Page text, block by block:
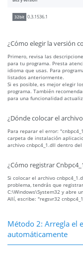
32bit 0.3.1536.1
¿Cómo elegir la versión
Primero, revisa las
para tu programa. Presta
idioma que usas. Para
listados anteriormente.
Si es posible, es mejor elegir
programa. También
para una funcionalidad
¿Dónde colocar el
Para reparar el error:
carpeta de instalación
archivo cnbpc4_1.dll dentro
¿Cómo registrar
Si colocar el archivo
problema, tendrás que
C:\Windows\System32 y abre
Allí, escribe: "regsvr32
Método 2: Arregla el
automáticamente